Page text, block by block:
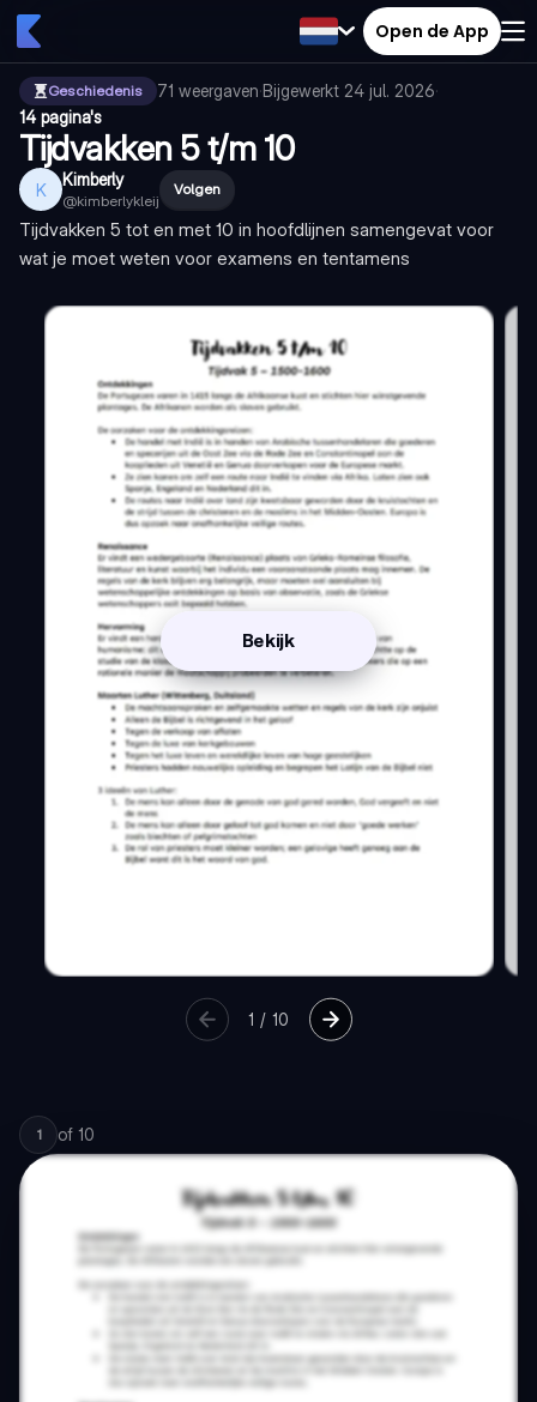
Open de App
Geschiedenis 71 weergaven·Bijgewerkt 24 jul. 2026·
14 pagina's
Tijdvakken 5 t/m 10
K Kimberly
@kimberlykleij
Volgen
Tijdvakken 5 tot en met 10 in hoofdlijnen samengevat voor
wat je moet weten voor examens en tentamens
Bekijk
1 / 10
1 of 10